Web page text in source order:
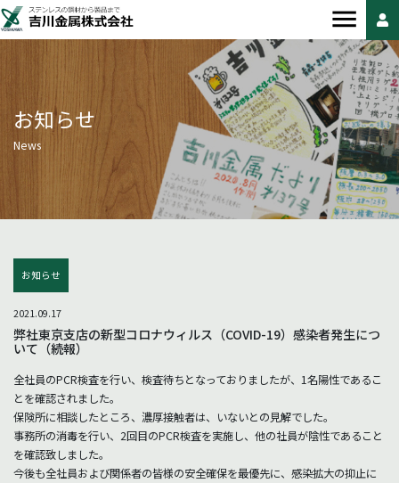
お知らせ
News
お知らせ
2021.09.17
弊社東京支店の新型コロナウィルス（COVID-19）感染者発生につ
いて（続報）
全社員のPCR検査を行い、検査待ちとなっておりましたが、1名陽性であるこ
とを確認されました。
保険所に相談したところ、濃厚接触者は、いないとの見解でした。
事務所の消毒を行い、2回目のPCR検査を実施し、他の社員が陰性であること
を確認致しました。
今後も全社員および関係者の皆様の安全確保を最優先に、感染拡大の抑止に